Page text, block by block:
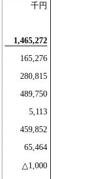
千円
1,465,272
165,276
280,815
489,750
5,113
459,852
65,464
△1,000